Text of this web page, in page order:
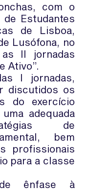
com o
Estudantes
de Lisboa,
Lusófona, no
II jornadas
Ativo”.
I jornadas,
discutidos os
do exercício
adequada
de
bem
profissionais
para a classe
ênfase à